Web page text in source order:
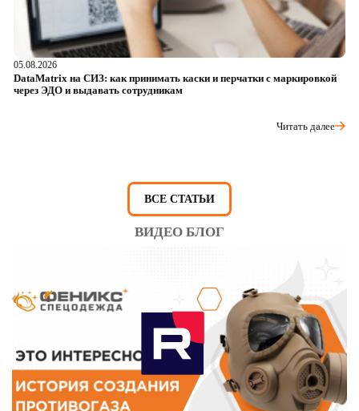
05.08.2026
DataMatrix на СИЗ: как принимать каски и перчатки с маркировкой
через ЭДО и выдавать сотрудникам
Читать далее
ВСЕ СТАТЬИ
ВИДЕО БЛОГ